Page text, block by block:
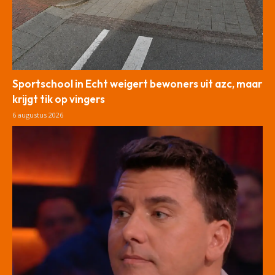
Sportschool in Echt weigert bewoners uit azc, maar
krijgt tik op vingers
6 augustus 2026